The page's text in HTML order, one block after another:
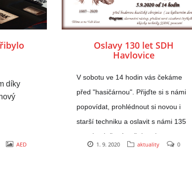
díky
do AED
Oslavy 130 let SDH
Havlovice
V sobotu ve 14 hodin vás čekáme
před "hasičárnou". Přijďte si s námi
popovídat, prohlédnout si novou i
starší techniku a oslavit s námi 135
od založení našeho sboru.
1. 9. 2020 aktuality 0